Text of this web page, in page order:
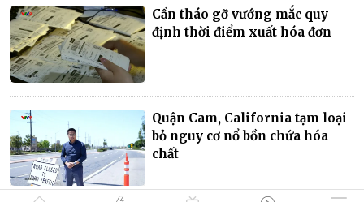
Cần tháo gỡ vướng mắc quy
định thời điểm xuất hóa đơn
Quận Cam, California tạm loại
bỏ nguy cơ nổ bồn chứa hóa
chất